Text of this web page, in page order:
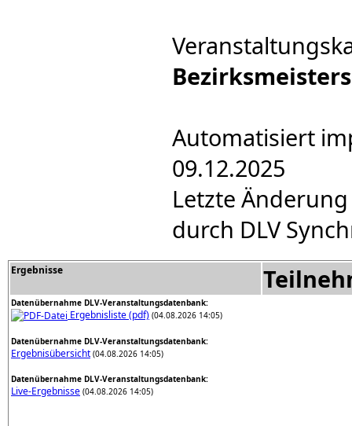
Automatisiert
09.12.2025
Letzte
durch DLV
Ergebnisse
Datenübernahme DLV-Veranstaltungsdatenbank:
Ergebnisliste (pdf) (04.08.2026 14:05)
Datenübernahme DLV-Veranstaltungsdatenbank:
Ergebnisübersicht (04.08.2026 14:05)
Datenübernahme DLV-Veranstaltungsdatenbank:
Live-Ergebnisse (04.08.2026 14:05)